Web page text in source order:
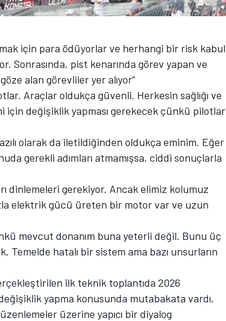
için para ödüyorlar ve herhangi bir risk kabul
Sonrasında, pist kenarında görev yapan ve
alan görevliler yer alıyor”
Araçlar oldukça güvenli. Herkesin sağlığı ve
için değişiklik yapması gerekecek çünkü pilotlar
olarak da iletildiğinden oldukça eminim. Eğer
gerekli adımları atmamışsa, ciddi sonuçlarla
dinlemeleri gerekiyor. Ancak elimiz kolumuz
elektrik gücü üreten bir motor var ve uzun
mevcut donanım buna yeterli değil. Bunu üç
Temelde hatalı bir sistem ama bazı unsurların
ilk teknik toplantıda 2026
yapma konusunda mutabakata vardı.
üzerine yapıcı bir diyalog